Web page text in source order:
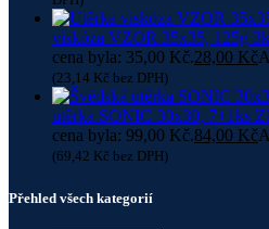
viskóza VZOR 35x35, 125g
cena byla: 35,00 Kč.28,00 Kč
(23,14 Kč bez DPH)
utěrka SONIC 30x30, 7+1ks
cena byla: 99,00 Kč.84,00 Kč
(69,42 Kč bez DPH)
Přehled všech kategorií